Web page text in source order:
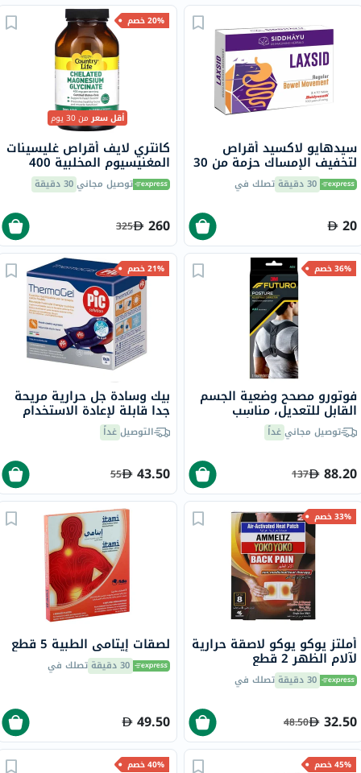
سيدهايو لاكسيد أقراص
لتخفيف الإمساك حزمة من 30
30 دقيقة تصلك في
20
20% خصم
أقل سعرمن 30 يوم
كانتري لايف أقراص غليسينات
المغنيسيوم المخلبية 400
ملجم لصحة العظام والعضلات،
حزمة من 180توصيل مجاني30 دقيقة
260
325
36% خصم
فوتورو مصحح وضعية الجسم
القابل للتعديل، مناسب
للرجال/النساء، لون أسود،
مقاس واحد، حزمه من 1
توصيل مجانيغداً
88.20
137
21% خصم
بيك وسادة جل حرارية مريحة
جدا قابلة لإعادة الاستخدام
بارد/ساخن 10*26 سم حزمة
من 1التوصيلغداً
43.50
55
33% خصم
أملتز يوكو يوكو لاصقة حرارية
لآلام الظهر 2 قطع
30 دقيقة تصلك في
32.50
48.50
لصقات إيتامي الطبية 5 قطع
30 دقيقة تصلك في
49.50
45% خصم 40% خصم